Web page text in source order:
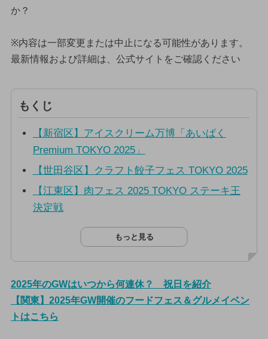
か？
※内容は一部変更または中止になる可能性があります。
最新情報および詳細は、公式サイトをご確認ください
もくじ
【新宿区】アイスクリーム万博「あいぱく
Premium TOKYO 2025」
【世田谷区】クラフト餃子フェス TOKYO 2025
【江東区】肉フェス 2025 TOKYO ステーキ王
決定戦
もっと見る
2025年のGWはいつから何連休？ 祝日を紹介
【関東】2025年GW開催のフードフェス＆グルメイベン
トはこちら